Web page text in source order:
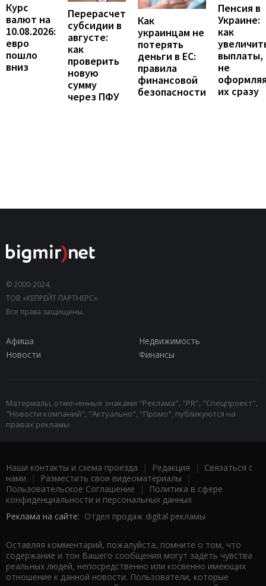
Курс
валют на
10.08.2026:
евро
пошло
вниз
Перерасчет
субсидии в
августе:
как
проверить
новую
сумму
через ПФУ
Как
украинцам не
потерять
деньги в ЕС:
правила
финансовой
безопасности
Пенсия в
Украине:
как
выплаты,
не
их сразу
© 2000-2024,
ТОВ «КЕПРЕЙТ ПАРТНЕРС».
Все права защищены.
Афиша
Недвижимость
Новости
Финансы
Материалы, отмеченные знаками "Реклама", "PR", "Спецпроект",
"Новости компаний", "Актуально", "Промо", публикуются на
правах рекламы.
Наши контакты и схема проезда | Редакция | Связаться с
нами | Разместить свои видеоматериалы |
Пользовательское Соглашение |
Политика в сфере
конфиденциальности и персональных данных
Реклама на сайте: Отдел продаж digital рекламы
Оставляя комментарий, пожалуйста, помните о том, что
содержание и тон Вашего сообщения могут задеть чувства
реальных людей, непосредственно или косвенно имеющих
отношение к данной новости. Пользователи, которые